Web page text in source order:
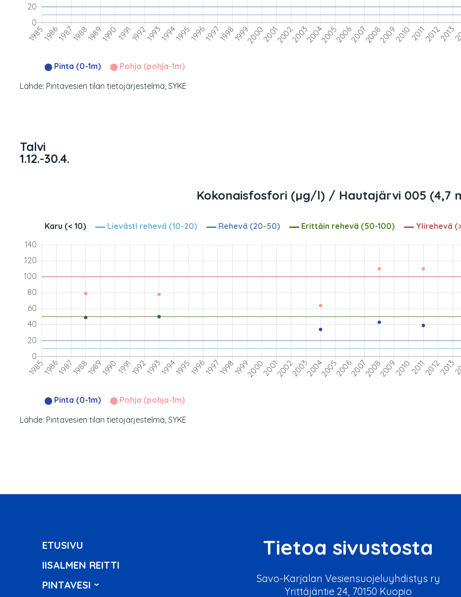
Pinta (0-1m)
Pohja (pohja-1m)
Lähde: Pintavesien tilan tietojärjestelmä, SYKE
Talvi
1.12.-30.4.
Kokonaisfosfori (µg/l) / Hautajärvi 005 (4,7
Karu (< 10) Lievästi rehevä (10-20) Rehevä (20-50) Erittäin rehevä (50-100) Ylirehevä
Pinta (0-1m)
Pohja (pohja-1m)
Lähde: Pintavesien tilan tietojärjestelmä, SYKE
ETUSIVU
IISALMEN REITTI
PINTAVESI
Tietoa sivustosta
Savo-Karjalan Vesiensuojeluyhdistys ry
Yrittäjäntie 24, 70150 Kuopio